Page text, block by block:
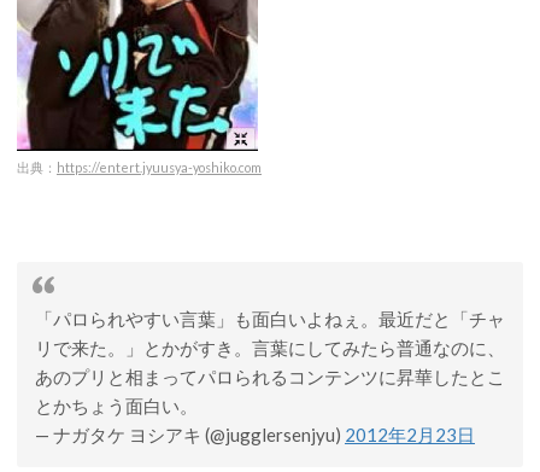
出典： https://entert.jyuusya-yoshiko.com
「パロられやすい言葉」も面白いよねぇ。最近だと「チャ
リで来た。」とかがすき。言葉にしてみたら普通なのに、
あのプリと相まってパロられるコンテンツに昇華したとこ
とかちょう面白い。
— ナガタケ ヨシアキ (@jugglersenjyu) 2012年2月23日